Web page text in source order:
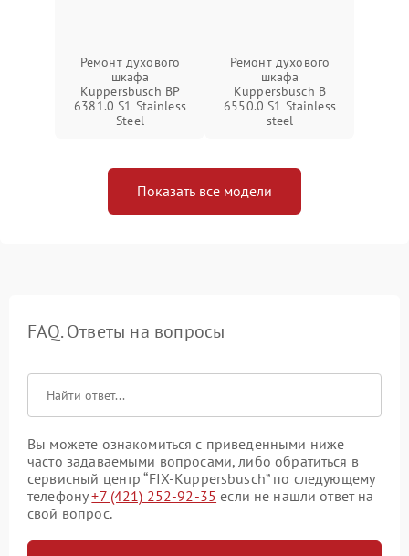
Ремонт духового
шкафа
Kuppersbusch BP
6381.0 S1 Stainless
Steel
Ремонт духового
шкафа
Kuppersbusch B
6550.0 S1 Stainless
steel
Показать все модели
FAQ. Ответы на вопросы
Вы можете ознакомиться с приведенными ниже
часто задаваемыми вопросами, либо обратиться в
сервисный центр “FIX-Kuppersbusch” по следующему
телефону+7 (421) 252-92-35 если не нашли ответ на
свой вопрос.